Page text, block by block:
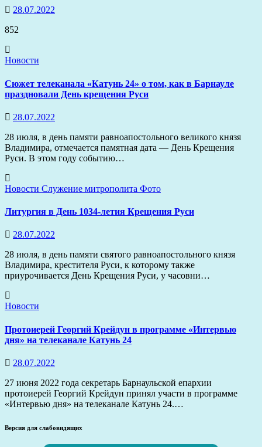
28.07.2022
852
Новости
Сюжет телеканала «Катунь 24» о том, как в Барнауле
праздновали День крещения Руси
28.07.2022
28 июля, в день памяти равноапостольного великого князя
Владимира, отмечается памятная дата — День Крещения
Руси. В этом году событию…
Новости Служение митрополита Фото
Литургия в День 1034-летия Крещения Руси
28.07.2022
28 июля, в день памяти святого равноапостольного князя
Владимира, крестителя Руси, к которому также
приурочивается День Крещения Руси, у часовни…
Новости
Протоиерей Георгий Крейдун в программе «Интервью
дня» на телеканале Катунь 24
28.07.2022
27 июня 2022 года секретарь Барнаульской епархии
протоиерей Георгий Крейдун принял участи в программе
«Интервью дня» на телеканале Катунь 24.…
Версия для слабовидящих